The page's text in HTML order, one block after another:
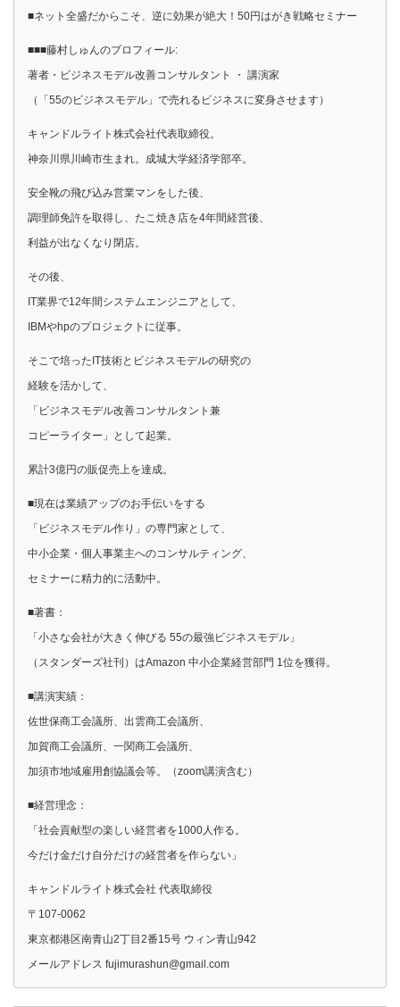
■ネット全盛だからこそ、逆に効果が絶大！50円はがき戦略セミナー
■■■藤村しゅんのプロフィール:
著者・ビジネスモデル改善コンサルタント ・ 講演家
（「55のビジネスモデル」で売れるビジネスに変身させます）
キャンドルライト株式会社代表取締役。
神奈川県川崎市生まれ。成城大学経済学部卒。
安全靴の飛び込み営業マンをした後、
調理師免許を取得し、たこ焼き店を4年間経営後、
利益が出なくなり閉店。
その後、
IT業界で12年間システムエンジニアとして、
IBMやhpのプロジェクトに従事。
そこで培ったIT技術とビジネスモデルの研究の
経験を活かして、
「ビジネスモデル改善コンサルタント兼
コピーライター」として起業。
累計3億円の販促売上を達成。
■現在は業績アップのお手伝いをする
「ビジネスモデル作り」の専門家として、
中小企業・個人事業主へのコンサルティング、
セミナーに精力的に活動中。
■著書：
「小さな会社が大きく伸びる 55の最強ビジネスモデル」
（スタンダーズ社刊）はAmazon 中小企業経営部門 1位を獲得。
■講演実績：
佐世保商工会議所、出雲商工会議所、
加賀商工会議所、一関商工会議所、
加須市地域雇用創協議会等。（zoom講演含む）
■経営理念：
「社会貢献型の楽しい経営者を1000人作る。
今だけ金だけ自分だけの経営者を作らない」
キャンドルライト株式会社 代表取締役
〒107-0062
東京都港区南青山2丁目2番15号 ウィン青山942
メールアドレス fujimurashun@gmail.com